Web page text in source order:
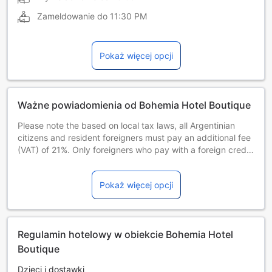
Zameldowanie do 11:30 PM
Pokaż więcej opcji
Ważne powiadomienia od Bohemia Hotel Boutique
Please note the based on local tax laws, all Argentinian
citizens and resident foreigners must pay an additional fee
(VAT) of 21%. Only foreigners who pay with a foreign credit
21% additional fee (VAT) in accommodation and breakfast
when presenting a foreign passport or a foreign ID along
with a supporting document handed by the national
migrations authority, if applicable.Guests under the age of
Pokaż więcej opcji
Regulamin hotelowy w obiekcie Bohemia Hotel
Boutique
Dzieci i dostawki